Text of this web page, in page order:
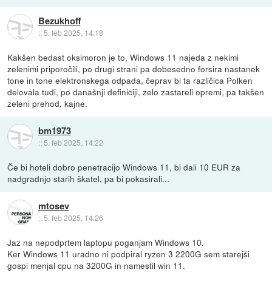
Bezukhoff
::5. feb 2025, 14:18
Kakšen bedast oksimoron je to, Windows 11 najeda z nekimi
zelenimi priporočili, po drugi strani pa dobesedno forsira nastanek
tone in tone elektronskega odpada, čeprav bi ta različica Polken
delovala tudi, po današnji definiciji, zelo zastareli opremi, pa takšen
zeleni prehod, kajne.
bm1973
:: 5. feb 2025, 14:22
Če bi hoteli dobro penetracijo Windows 11, bi dali 10 EUR za
nadgradnjo starih škatel, pa bi pokasirali...
mtosev
::5. feb 2025, 14:26
Jaz na nepodprtem laptopu poganjam Windows 10.
Ker Windows 11 uradno ni podpiral ryzen 3 2200G sem starejši
gospi menjal cpu na 3200G in namestil win 11.